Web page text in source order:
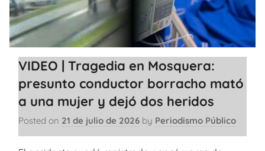
VIDEO | Tragedia en Mosquera:
presunto conductor borracho mató
a una mujer y dejó dos heridos
Posted on 21 de julio de 2026 by Periodismo Público